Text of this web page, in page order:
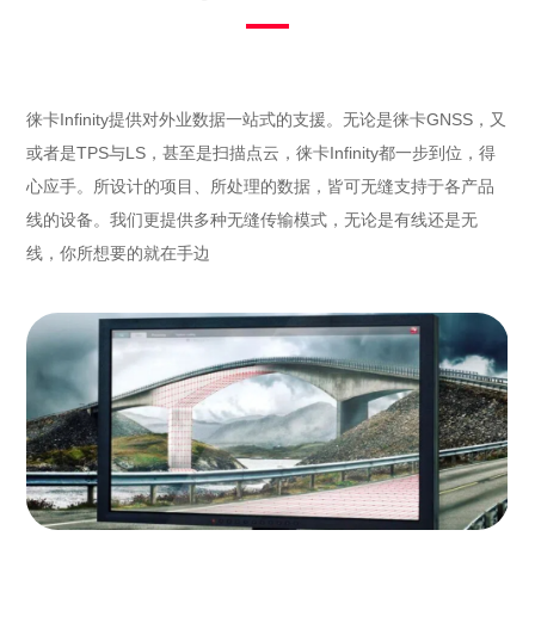
徕卡Infinity提供对外业数据一站式的支援。无论是徕卡GNSS，又
或者是TPS与LS，甚至是扫描点云，徕卡Infinity都一步到位，得
心应手。所设计的项目、所处理的数据，皆可无缝支持于各产品
线的设备。我们更提供多种无缝传输模式，无论是有线还是无
线，你所想要的就在手边